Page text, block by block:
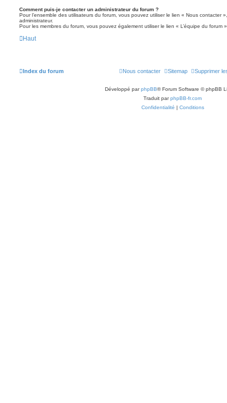
Comment puis-je contacter un administrateur du forum ?
Pour l’ensemble des utilisateurs du forum, vous pouvez utiliser le lien « Nous contacter
administrateur.
Pour les membres du forum, vous pouvez également utiliser le lien « L’équipe du forum
Haut
Index du forum Supprimer
Sitemap
Nous contacter
Développé parphpBB® Forum Software © phpBB
Traduit parphpBB-fr.com
Confidentialité | Conditions